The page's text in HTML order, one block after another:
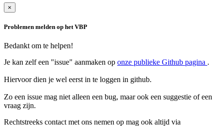
×
Problemen melden op het VBP
Bedankt om te helpen!
Je kan zelf een "issue" aanmaken op onze publieke Github pagina .
Hiervoor dien je wel eerst in te loggen in github.
Zo een issue mag niet alleen een bug, maar ook een suggestie of een
Rechtstreeks contact met ons nemen op mag ook altijd via